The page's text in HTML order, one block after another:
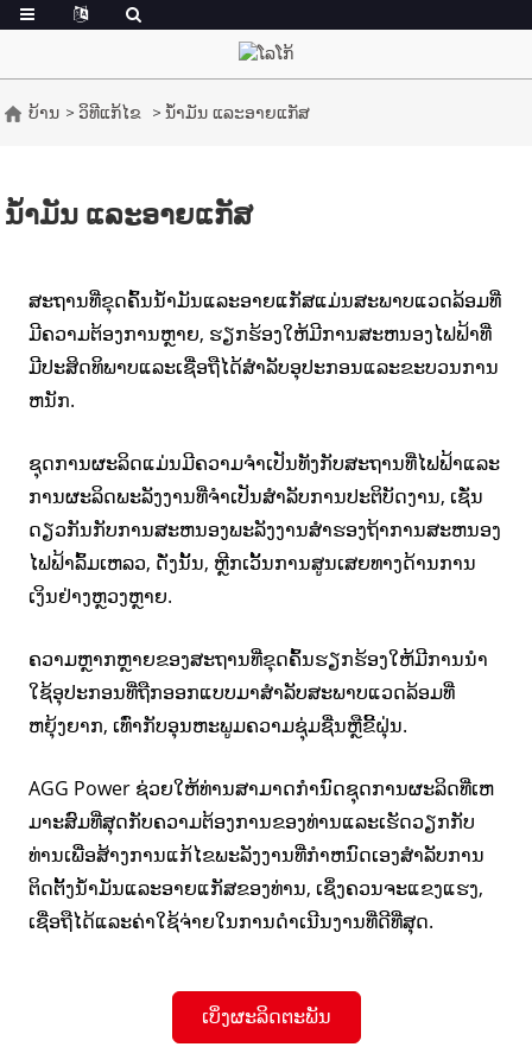
ບ້ານ ວິທີແກ້ໄຂ ນ້ຳມັນ ແລະອາຍແກັສ
ນ້ຳມັນ ແລະອາຍແກັສ
ສະຖານທີ່ຂຸດຄົ້ນນ້ໍາມັນແລະອາຍແກັສແມ່ນສະພາບແວດລ້ອມທີ່
ມີຄວາມຕ້ອງການຫຼາຍ, ຮຽກຮ້ອງໃຫ້ມີການສະຫນອງໄຟຟ້າທີ່
ມີປະສິດທິພາບແລະເຊື່ອຖືໄດ້ສໍາລັບອຸປະກອນແລະຂະບວນການ
ຫນັກ.
ຊຸດການຜະລິດແມ່ນມີຄວາມຈໍາເປັນທັງກັບສະຖານທີ່ໄຟຟ້າແລະ
ການຜະລິດພະລັງງານທີ່ຈໍາເປັນສໍາລັບການປະຕິບັດງານ, ເຊັ່ນ
ດຽວກັນກັບການສະຫນອງພະລັງງານສໍາຮອງຖ້າການສະຫນອງ
ໄຟຟ້າລົ້ມເຫລວ, ດັ່ງນັ້ນ, ຫຼີກເວັ້ນການສູນເສຍທາງດ້ານການ
ເງິນຢ່າງຫຼວງຫຼາຍ.
ຄວາມຫຼາກຫຼາຍຂອງສະຖານທີ່ຂຸດຄົ້ນຮຽກຮ້ອງໃຫ້ມີການນໍາ
ໃຊ້ອຸປະກອນທີ່ຖືກອອກແບບມາສໍາລັບສະພາບແວດລ້ອມທີ່
ຫຍຸ້ງຍາກ, ເທົ່າກັບອຸນຫະພູມຄວາມຊຸ່ມຊື່ນຫຼືຂີ້ຝຸ່ນ.
AGG Power ຊ່ວຍໃຫ້ທ່ານສາມາດກໍານົດຊຸດການຜະລິດທີ່ເຫ
ມາະສົມທີ່ສຸດກັບຄວາມຕ້ອງການຂອງທ່ານແລະເຮັດວຽກກັບ
ທ່ານເພື່ອສ້າງການແກ້ໄຂພະລັງງານທີ່ກໍາຫນົດເອງສໍາລັບການ
ຕິດຕັ້ງນ້ໍາມັນແລະອາຍແກັສຂອງທ່ານ, ເຊິ່ງຄວນຈະແຂງແຮງ,
ເຊື່ອຖືໄດ້ແລະຄ່າໃຊ້ຈ່າຍໃນການດໍາເນີນງານທີ່ດີທີ່ສຸດ.
ເບິ່ງຜະລິດຕະພັນ